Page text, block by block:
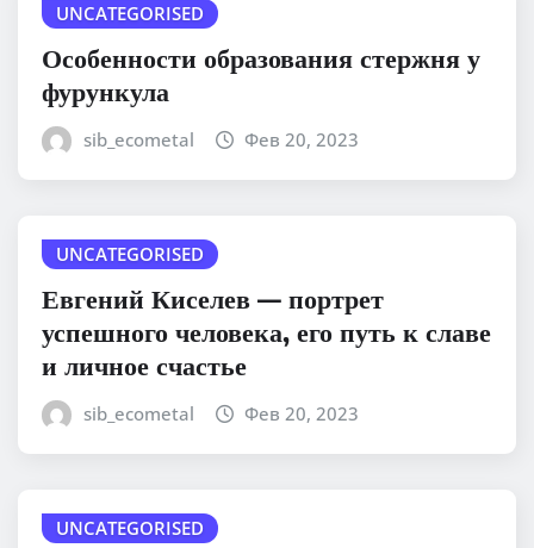
UNCATEGORISED
Особенности образования стержня у
фурункула
sib_ecometal Фев 20, 2023
UNCATEGORISED
Евгений Киселев — портрет
успешного человека, его путь к славе
и личное счастье
sib_ecometal Фев 20, 2023
UNCATEGORISED